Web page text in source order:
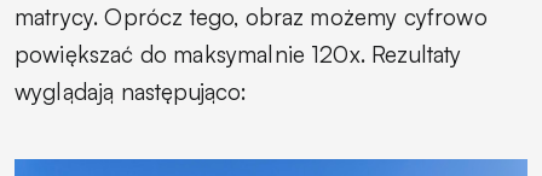
matrycy. Oprócz tego, obraz możemy cyfrowo
powiększać do maksymalnie 120x. Rezultaty
wyglądają następująco: